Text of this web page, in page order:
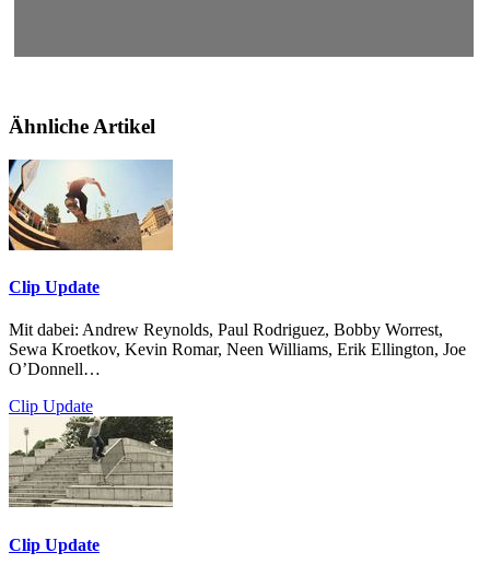
Ähnliche Artikel
Clip Update
Mit dabei: Andrew Reynolds, Paul Rodriguez, Bobby Worrest,
Sewa Kroetkov, Kevin Romar, Neen Williams, Erik Ellington, Joe
O’Donnell…
Clip Update
Clip Update